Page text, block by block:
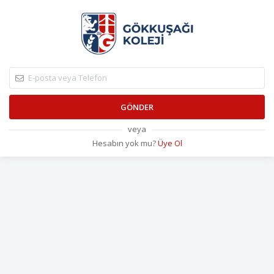
GÖNDER
veya
Hesabın yok mu?Üye Ol